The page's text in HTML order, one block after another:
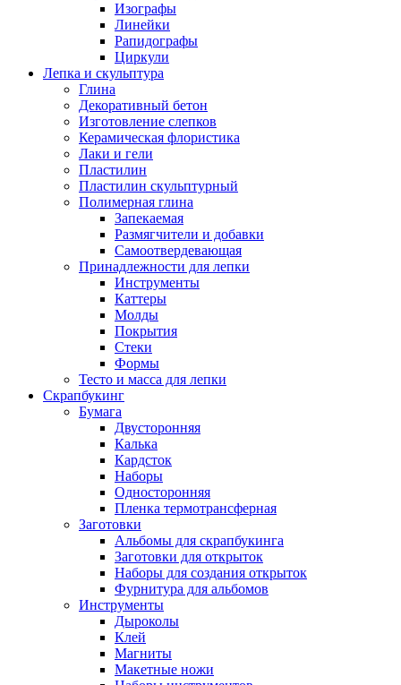
Изографы
Линейки
Рапидографы
Циркули
Лепка и скульптура
Глина
Декоративный бетон
Изготовление слепков
Керамическая флористика
Лаки и гели
Пластилин
Пластилин скульптурный
Полимерная глина
Запекаемая
Размягчители и добавки
Самоотвердевающая
Принадлежности для лепки
Инструменты
Каттеры
Молды
Покрытия
Стеки
Формы
Тесто и масса для лепки
Скрапбукинг
Бумага
Двусторонняя
Калька
Кардсток
Наборы
Односторонняя
Пленка термотрансферная
Заготовки
Альбомы для скрапбукинга
Заготовки для открыток
Наборы для создания открыток
Фурнитура для альбомов
Инструменты
Дыроколы
Клей
Магниты
Макетные ножи